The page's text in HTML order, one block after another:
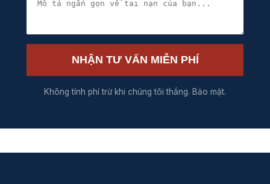
NHẬN TƯ VẤN MIỄN PHÍ
Không tính phí trừ khi chúng tôi thắng. Bảo mật.